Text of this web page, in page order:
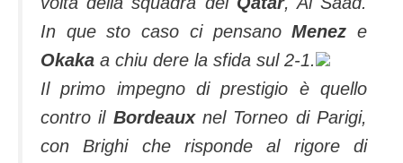
In que sto caso ci pensanoMeneze
Okaka a chiu dere la sfida sul 2-1.
Il primo impegno di prestigio è quello
contro il Bordeauxnel Torneo di Parigi,
con Brighi che risponde al rigore di